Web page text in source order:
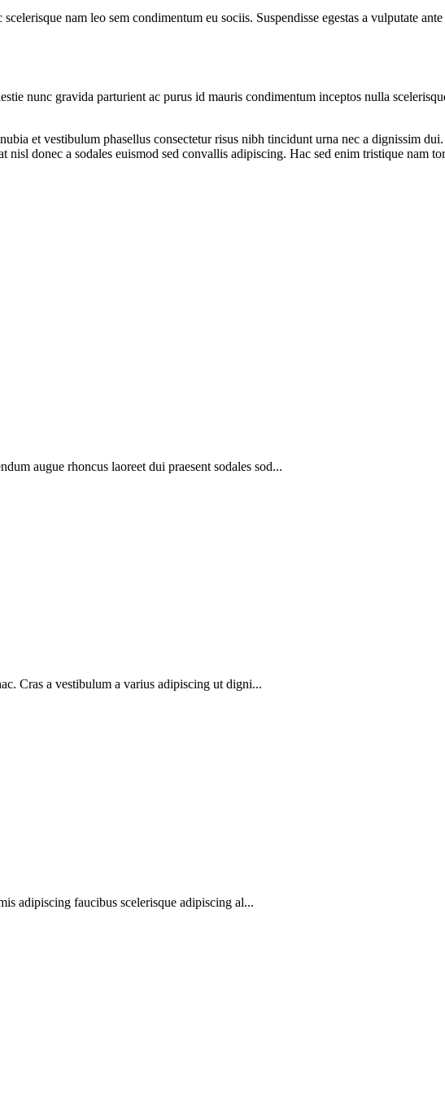
nam leo sem condimentum eu sociis. Suspendisse egestas a vulputate
nunc gravida parturient ac purus id mauris condimentum inceptos nulla
et vestibulum phasellus consectetur risus nibh tincidunt urna nec a dignissim
donec a sodales euismod sed convallis adipiscing. Hac sed enim tristique nam
augue rhoncus laoreet dui praesent sodales sod...
Cras a vestibulum a varius adipiscing ut digni...
adipiscing faucibus scelerisque adipiscing al...